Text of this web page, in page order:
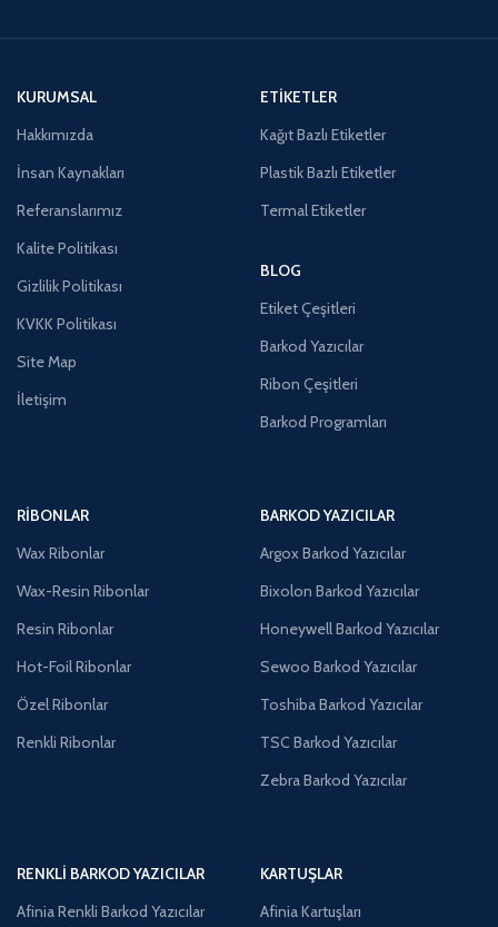
KURUMSAL
Hakkımızda
İnsan Kaynakları
Referanslarımız
Kalite Politikası
Gizlilik Politikası
KVKK Politikası
Site Map
İletişim
ETIKETLER
Kağıt Bazlı Etiketler
Plastik Bazlı Etiketler
Termal Etiketler
BLOG
Etiket Çeşitleri
Barkod Yazıcılar
Ribon Çeşitleri
Barkod Programları
RIBONLAR
Wax Ribonlar
Wax-Resin Ribonlar
Resin Ribonlar
Hot-Foil Ribonlar
Özel Ribonlar
Renkli Ribonlar
BARKOD YAZICILAR
Argox Barkod Yazıcılar
Bixolon Barkod Yazıcılar
Honeywell Barkod Yazıcılar
Sewoo Barkod Yazıcılar
Toshiba Barkod Yazıcılar
TSC Barkod Yazıcılar
Zebra Barkod Yazıcılar
RENKLI BARKOD YAZICILAR
Afinia Renkli Barkod Yazıcılar
KARTUŞLAR
Afinia Kartuşları